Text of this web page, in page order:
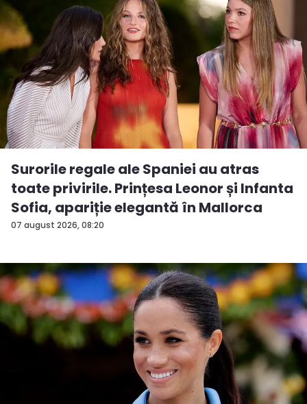
07 august 2026, 08:20
Surorile regale ale Spaniei au atras
toate privirile. Prințesa Leonor și Infanta
Sofia, apariție elegantă în Mallorca